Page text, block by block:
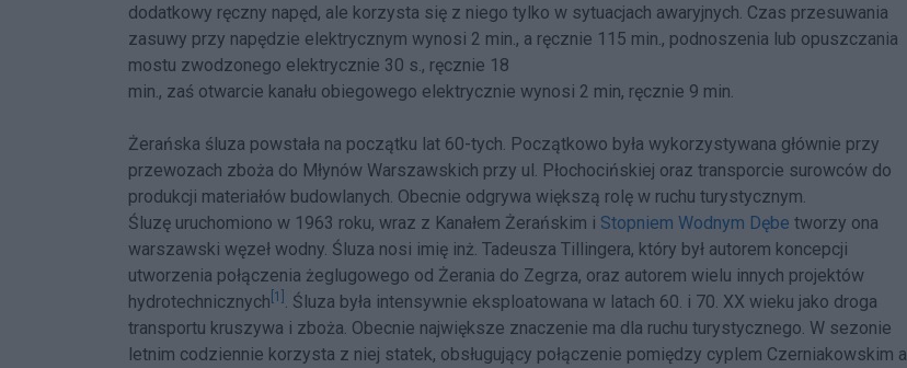
dodatkowy ręczny napęd, ale korzysta się z niego tylko w sytuacjach awaryjnych. Czas przesuwania
zasuwy przy napędzie elektrycznym wynosi 2 min., a ręcznie 115 min., podnoszenia lub opuszczania
mostu zwodzonego elektrycznie 30 s., ręcznie 18
min., zaś otwarcie kanału obiegowego elektrycznie wynosi 2 min, ręcznie 9 min.
Żerańska śluza powstała na początku lat 60-tych. Początkowo była wykorzystywana głównie przy
przewozach zboża do Młynów Warszawskich przy ul. Płochocińskiej oraz transporcie surowców do
produkcji materiałów budowlanych. Obecnie odgrywa większą rolę w ruchu turystycznym.
Śluzę uruchomiono w 1963 roku, wraz z Kanałem Żerańskim i Stopniem Wodnym Dębe tworzy ona
warszawski węzeł wodny. Śluza nosi imię inż. Tadeusza Tillingera, który był autorem koncepcji
utworzenia połączenia żeglugowego od Żerania do Zegrza, oraz autorem wielu innych projektów
hydrotechnicznych [1] . Śluza była intensywnie eksploatowana w latach 60. i 70. XX wieku jako droga
transportu kruszywa i zboża. Obecnie największe znaczenie ma dla ruchu turystycznego. W sezonie
letnim codziennie korzysta z niej statek, obsługujący połączenie pomiędzy cyplem Czerniakowskim a